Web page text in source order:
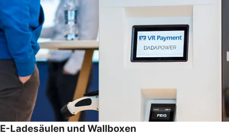
E-Ladesäulen und Wallboxen